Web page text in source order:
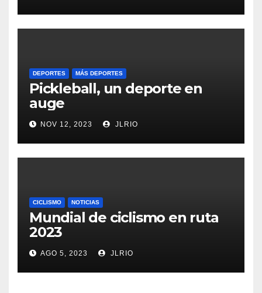
DEPORTES MÁS DEPORTES
Pickleball, un deporte en
auge
NOV 12, 2023 JLRIO
CICLISMO NOTICIAS
Mundial de ciclismo en ruta
2023
AGO 5, 2023 JLRIO